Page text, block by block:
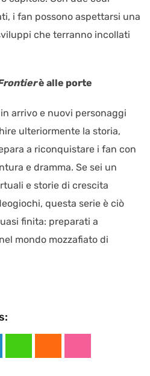
i fan possono aspettarsi una
che terranno incollati
è alle porte
arrivo e nuovi personaggi
ulteriormente la storia,
a riconquistare i fan con
e dramma. Se sei un
e storie di crescita
questa serie è ciò
finita: preparati a
mondo mozzafiato di